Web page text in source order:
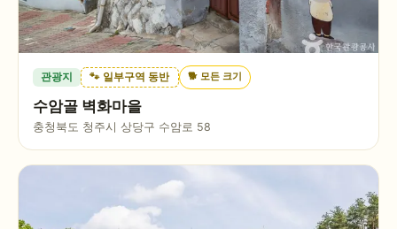
관광지 🐾 일부구역 동반 🐕 모든 크기
수암골 벽화마을
충청북도 청주시 상당구 수암로 58